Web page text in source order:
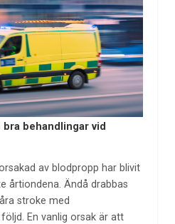
behandlingar vid
av blodpropp har blivit
årtiondena. Ändå drabbas
stroke med
En vanlig orsak är att